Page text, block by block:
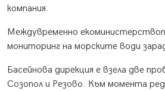
компания.
Междувременно
мониторинг на морските води
Басейнова дирекция е взела две
Созопол и Резово. Към момента